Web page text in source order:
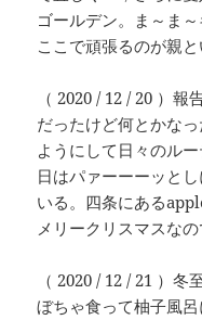
ゴールデン。ま～ま
ここで頑張るのが親
（ 2020 / 12 / 20 ）
だったけど何とかな
ようにして日々のル
日はパァーーーッと
いる。四条にある
メリークリスマスな
（ 2020 / 12 / 21 ）
ぼちゃ食って柚子風